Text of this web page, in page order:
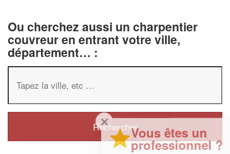
Ou cherchez aussi un charpentier
couvreur en entrant votre ville,
département… :
Vous êtes un
professionnel ?